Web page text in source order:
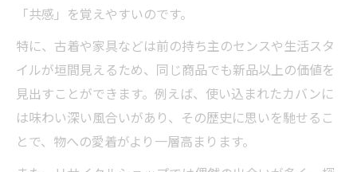
「共感」を覚えやすいのです。
特に、古着や家具などは前の持ち主のセンスや生活スタ
イルが垣間見えるため、同じ商品でも新品以上の価値を
見出すことができます。例えば、使い込まれたカバンに
は味わい深い風合いがあり、その歴史に思いを馳せるこ
とで、物への愛着がより一層高まります。